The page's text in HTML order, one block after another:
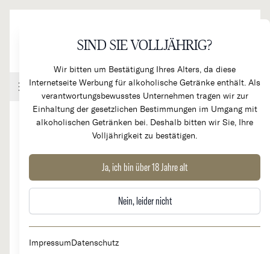
SIND SIE VOLLJÄHRIG?
Wir bitten um Bestätigung Ihres Alters, da diese
Internetseite Werbung für alkoholische Getränke enthält. Als
verantwortungsbewusstes Unternehmen tragen wir zur
Einhaltung der gesetzlichen Bestimmungen im Umgang mit
alkoholischen Getränken bei. Deshalb bitten wir Sie, Ihre
Volljährigkeit zu bestätigen.
Ja, ich bin über 18 Jahre alt
Nein, leider nicht
ImpressumDatenschutz
Handel & Gastronomie Kundenkonto Warenkorb
La Forge de Tart -
Magnum-
GROSSFLASCHE